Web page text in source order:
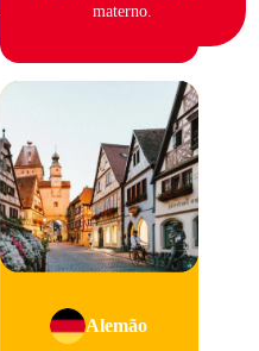
materno.
Alemão